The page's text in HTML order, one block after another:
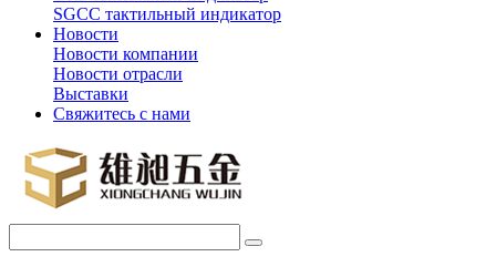
SGCC тактильный индикатор
Новости
Новости компании
Новости отрасли
Выставки
Свяжитесь с нами